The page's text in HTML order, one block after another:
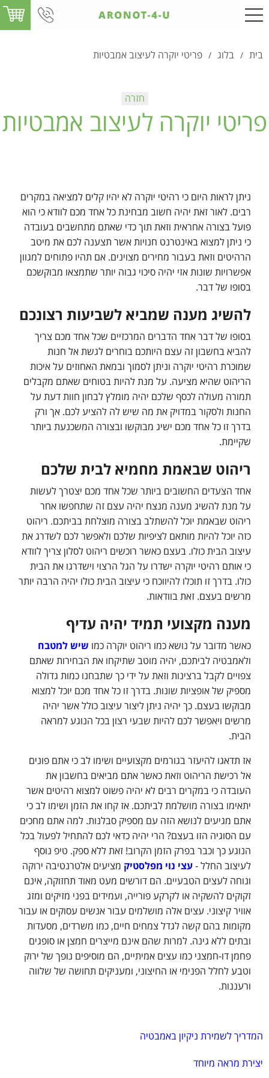
בית / בלוג / פריטי יוקרה לעיצוב אמבטיות
פריטי יוקרה לעיצוב אמבטיות
ניתן לראות היום כי רהיטי יוקרה לא יהיו קלים למציאה במקרים
רבים. לאור זאת יהיה חשוב מבחינת כל אחד מכם לוודא כי הוא
פועל בצורה אחראית וזאת תוך כדי שאתם מתחשבים בעובדה
כי ניתן למצוא באינטרנט חנויות אשר תצענה לכם את מיטב
הרהיטים וזאת בעבור מחירים מצוינים. אם תהיו פתוחים למגוון
אפשרויות שונות אזי יהיה סיכוי גבוה יותר שתמצאו מבוקשכם
בסופו של דבר.
להשיג מענה שמביא לשביעות רצונכם
בסופו של דבר אחד הדברים המרכזיים שכל אחד מכם צריך
להביא בחשבון זה עצם היותכם בוחרים לגשת אל חנות
שמוכרת רהיטי יוקרה וניתן לסמוך ובמאת האחוזים על איכות
הריהוט שהיא מציעה. על מנת להיות בטוחים שאתם מקבלים
תמורה מעולה לכסף שלכם יהיה מומלץ לבחון חוות דעת על
החנות ולסקור במדויק את מה שיש לה להציע לכם. אך ורק
בדרך זו כל אחד מכם ישיג מבוקשו ובצורה המשכנעת ביותר
שקיימת.
ריהוט שבאמת מחמיא לבית שלכם
אחד הצעדים החשובים ביותר שכל אחד מכם יצטרך לעשות
על מנת להשיג מענה מנצח יהיה עצם זה שתחפשו אחר
ריהוט שבאמת יוכל להשתלב בצורה מוצלחת בביתכם. ריהוט
כזה יוכל להיות מותאם לציפיות שלכם ולאפשר לכם לשדרג את
עיצוב הבית כולו. בעצם כאשר רוכשים ריהוט לסלון צריך לוודא
כי אותם רהיטי יוקרה ישדרו על הגל הרצוי וישדרגו את הבית
כולו. בדרך זו תוכלו להיווכח כי עיצוב הבית כולו יהיה הרבה יותר
מרשים בעצם. זאת בוודאות.
מענה מקצועי תמיד יהיה עדיף
כאשר מדובר על נושא כמו ריהוט יוקרה כמו שיש למטבח
ולאמבטיה לביתכם, יהיה מוטב שתיקחו את הבחירות שאתם
צפויים לקבל ברצינות וזאת על ידי כך שתבחנו כמות גדולה
מספיק של אופציות שונות. בדרך זו כל אחד מכם יוכל למצוא
מבוקשו בעצם. כך יהיה ניתן ליצור עיצוב כולל אשר יהיה
מרשים ויאפשר לכם להיות שבעי רצון בכל הנוגע למראה
הבית.
אז תדאגו להיעזר בגורמים מקצועיים ושימו לב כי אתם פונים
אל רכישת הריהוט וזאת כאשר אתם מביאים בחשבון את
העובדה כי במקרים רבים לא יהיה פשוט למצוא רהיטים אשר
יתאימו בצורה מושלמת לביתכם. אז קחו את הזמן ושימו לב כי
אתם מגיעים לנושא הזה עם מספיק סבלנות. למה אתם מחכים
עם הסוגיה הזו בעצם? הרי יהיה כדאי לכם להתחיל לפעול בכל
הנוגע כך וכבר בפרק הזמן הקרוב! זאת ללא ספק. טיפ נוסף
לעיצוב החלל - עצי נוי מפלסטיק מציעים אלטרנטיבה ירוקה
ונוחה לעצים הטבעיים. הם דורשים מעט מאוד תחזוקה, אינם
זקוקים להשקיה או לקרקע פורייה, ועמידים בפני מזיקים ומזג
אוויר קיצוני. עצים אלה מושלמים עבור אנשים עסוקים או עבור
מקומות בהם קשה לגדל צמחים חיים, כמו משרדים, מסעדות
ובתים ללא גינה. למרות שהם אינם מייצרים חמצן או סופגים
פחמן דו-חמצני כמו עצים אמיתיים, הם מוסיפים נופך של ירוק
וטבע לחלל הפנימי או החיצוני, ומעניקים תחושה של שלווה
ורעננות.
המדריך לשמירת ניקיון באמבטיה
יצירת מראה מיוחד